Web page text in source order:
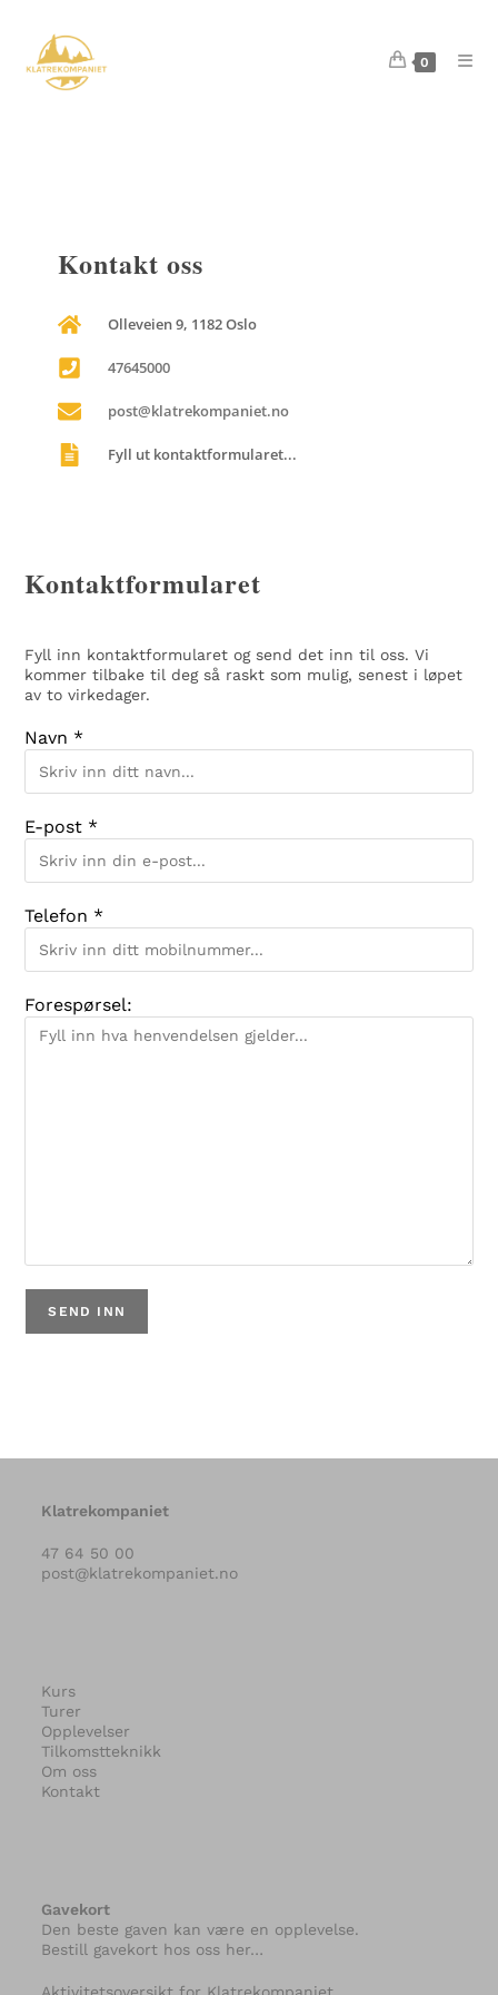
0
Kontakt oss
Olleveien 9, 1182 Oslo
47645000
post@klatrekompaniet.no
Fyll ut kontaktformularet...
Kontaktformularet
Fyll inn kontaktformularet og send det inn til oss. Vi
kommer tilbake til deg så raskt som mulig, senest i løpet
av to virkedager.
Navn *
E-post *
Telefon *
Forespørsel:
Klatrekompaniet
47 64 50 00
post@klatrekompaniet.no
Kurs
Turer
Opplevelser
Tilkomstteknikk
Om oss
Kontakt
Gavekort
Den beste gaven kan være en opplevelse.
Bestill gavekort hos oss her…